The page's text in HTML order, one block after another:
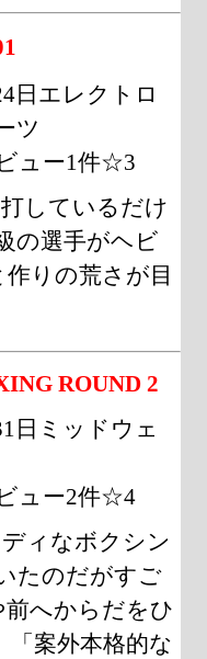
日エレクトロ
ツ
ュー1件☆3
打しているだけ
の選手がヘビ
りの荒さが目
ROUND 2
日ミッドウェ
ュー2件☆4
ディなボクシン
たのだがすご
へからだをひ
案外本格的な